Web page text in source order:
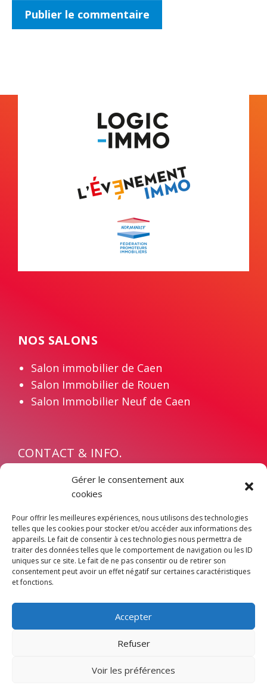
Gérer le consentement aux
cookies
Pour offrir les meilleures expériences, nous utilisons des technologies
telles que les cookies pour stocker et/ou accéder aux informations des
appareils. Le fait de consentir à ces technologies nous permettra de
traiter des données telles que le comportement de navigation ou les ID
uniques sur ce site. Le fait de ne pas consentir ou de retirer son
consentement peut avoir un effet négatif sur certaines caractéristiques
et fonctions.
Accepter
Refuser
Voir les préférences
NOS SALONS
Salon immobilier de Caen
Salon Immobilier de Rouen
Salon Immobilier Neuf de Caen
CONTACT & INFO.
Devenir exposant
Politique de confidentialité
LES RENDEZ-VOUS LOGIC-IMMO © 2026 - TOUS DROITS